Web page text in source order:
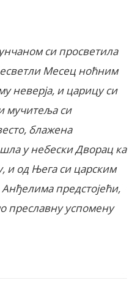
си просветила
Месец ноћним
неверја, и царицу си
мучитеља си
блажена
у небески Дворац ка
и од Њега си царским
предстојећи,
преславну успомену